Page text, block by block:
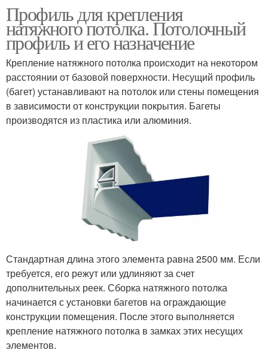
Профиль для крепления
натяжного потолка. Потолочный
профиль и его назначение
Крепление натяжного потолка происходит на некотором
расстоянии от базовой поверхности. Несущий профиль
(багет) устанавливают на потолок или стены помещения
в зависимости от конструкции покрытия. Багеты
производятся из пластика или алюминия.
Стандартная длина этого элемента равна 2500 мм. Если
требуется, его режут или удлиняют за счет
дополнительных реек. Сборка натяжного потолка
начинается с установки багетов на ограждающие
конструкции помещения. После этого выполняется
крепление натяжного потолка в замках этих несущих
элементов.